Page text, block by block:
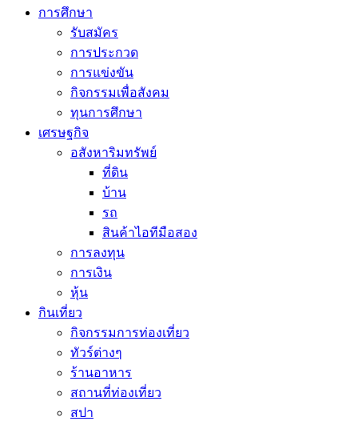
การศึกษา
รับสมัคร
การประกวด
การแข่งขัน
กิจกรรมเพื่อสังคม
ทุนการศึกษา
เศรษฐกิจ
อสังหาริมทรัพย์
ที่ดิน
บ้าน
รถ
สินค้าไอทีมือสอง
การลงทุน
การเงิน
หุ้น
กินเที่ยว
กิจกรรมการท่องเที่ยว
ทัวร์ต่างๆ
ร้านอาหาร
สถานที่ท่องเที่ยว
สปา